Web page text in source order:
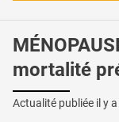
mortalité
Actualité publiée il y a